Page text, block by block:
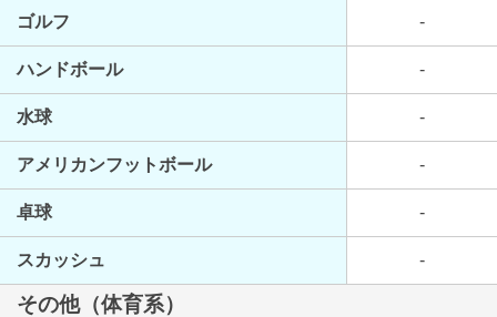
ゴルフ -
ハンドボール -
水球 -
アメリカンフットボール -
卓球 -
スカッシュ -
その他（体育系）